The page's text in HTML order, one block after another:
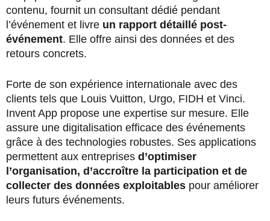
contenu, fournit un consultant dédié pendant
l’événement et livre un rapport détaillé post-
événement. Elle offre ainsi des données et des
retours concrets.
Forte de son expérience internationale avec des
clients tels que Louis Vuitton, Urgo, FIDH et Vinci.
Invent App propose une expertise sur mesure. Elle
assure une digitalisation efficace des événements
grâce à des technologies robustes. Ses applications
permettent aux entreprises d’optimiser
l’organisation, d’accroître la participation et de
collecter des données exploitables pour améliorer
leurs futurs événements.